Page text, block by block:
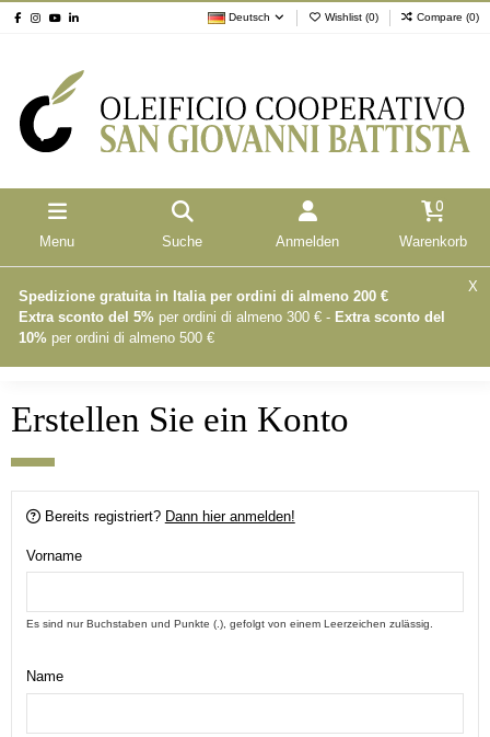
Deutsch Wishlist (0) Compare (0)
Menu Suche Anmelden
0
Warenkorb
Spedizione gratuita in Italia per ordini di almeno 200 €
Extra sconto del 5% per ordini di almeno 300 € - Extra sconto del
10% per ordini di almeno 500 €
X
Erstellen Sie ein Konto
Bereits registriert? Dann hier anmelden!
Vorname
Es sind nur Buchstaben und Punkte (.), gefolgt von einem Leerzeichen zulässig.
Name